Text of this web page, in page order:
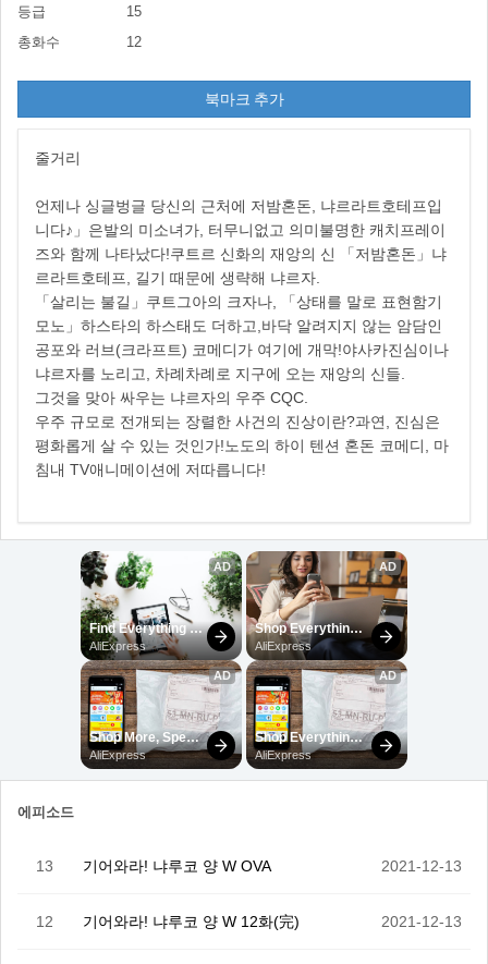
등급
15
총화수
12
북마크 추가
줄거리
언제나 싱글벙글 당신의 근처에 저밤혼돈, 냐르라트호테프입
니다♪」은발의 미소녀가, 터무니없고 의미불명한 캐치프레이
즈와 함께 나타났다!쿠트르 신화의 재앙의 신 「저밤혼돈」냐
르라트호테프, 길기 때문에 생략해 냐르자.
「살리는 불길」쿠트그아의 크자나, 「상태를 말로 표현함기
모노」하스타의 하스태도 더하고,바닥 알려지지 않는 암담인
공포와 러브(크라프트) 코메디가 여기에 개막!야사카진심이나
냐르자를 노리고, 차례차례로 지구에 오는 재앙의 신들.
그것을 맞아 싸우는 냐르자의 우주 CQC.
우주 규모로 전개되는 장렬한 사건의 진상이란?과연, 진심은
평화롭게 살 수 있는 것인가!노도의 하이 텐션 혼돈 코메디, 마
침내 TV애니메이션에 저따릅니다!
에피소드
13 기어와라! 냐루코 양 W OVA 2021-12-13
12 기어와라! 냐루코 양 W 12화(完) 2021-12-13